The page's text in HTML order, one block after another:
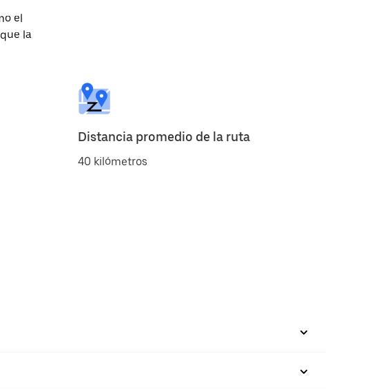
el
la
Distancia promedio de la ruta
40 kilómetros